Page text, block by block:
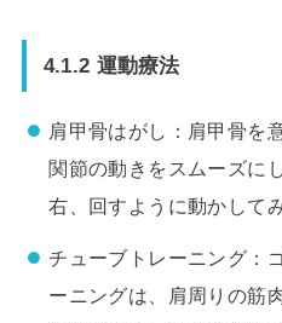
4.1.2 運動療法
肩甲骨はがし：肩甲骨を
関節の動きをスムーズに
右、回すように動かして
チューブトレーニング：
ーニングは、肩周りの筋